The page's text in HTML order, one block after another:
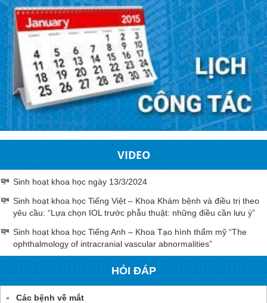
VIDEO
Sinh hoạt khoa học ngày 13/3/2024
Sinh hoạt khoa học Tiếng Việt – Khoa Khám bệnh và điều trị theo
yêu cầu: “Lựa chọn IOL trước phẫu thuật: những điều cần lưu ý”
Sinh hoạt khoa học Tiếng Anh – Khoa Tạo hình thẩm mỹ “The
ophthalmology of intracranial vascular abnormalities”
HỎI ĐÁP
Các bệnh về mắt